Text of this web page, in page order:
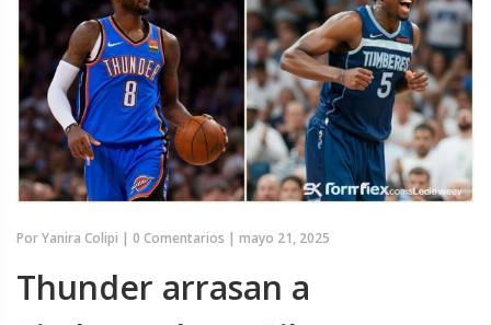
PorYanira Colipi | 0 Comentarios | mayo 21, 2025
Thunder arrasan a